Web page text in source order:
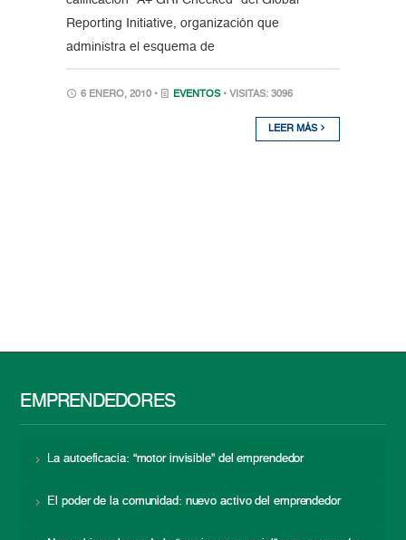
Reporting Initiative, organización que
administra el esquema de
6 ENERO, 2010 • EVENTOS • VISITAS: 3096
LEER MÁS
EMPRENDEDORES
La autoeficacia: “motor invisible” del emprendedor
El poder de la comunidad: nuevo activo del emprendedor